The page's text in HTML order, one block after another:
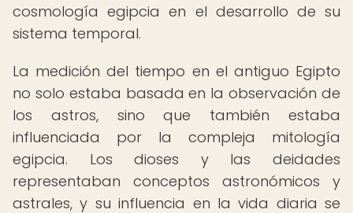
cosmología egipcia en el desarrollo de su
sistema temporal.
La medición del tiempo en el antiguo Egipto
no solo estaba basada en la observación de
los astros, sino que también estaba
influenciada por la compleja mitología
egipcia. Los dioses y las deidades
representaban conceptos astronómicos y
astrales, y su influencia en la vida diaria se